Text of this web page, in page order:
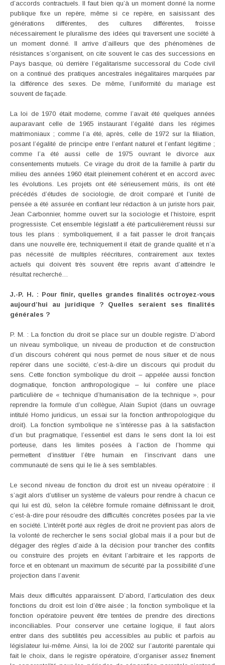
d’accords contractuels. Il faut bien qu’à un moment donné la norme
publique fixe un repère, même si ce repère, en saisissant des
générations différentes, des cultures différentes, froisse
nécessairement le pluralisme des idées qui traversent une société à
un moment donné. Il arrive d’ailleurs que des phénomènes de
résistances s’organisent, on cite souvent le cas des successions en
Pays basque, où derrière l’égalitarisme successoral du Code civil
on a continué des pratiques ancestrales inégalitaires marquées par
la différence des sexes. De même, l’uniformité du mariage est
souvent de façade.
La loi de 1970 était moderne, comme l’avait été quelques années
auparavant celle de 1965 instaurant l’égalité dans les régimes
matrimoniaux ; comme l’a été, après, celle de 1972 sur la filiation,
posant l’égalité de principe entre l’enfant naturel et l’enfant légitime ;
comme l’a été aussi celle de 1975 ouvrant le divorce aux
consentements mutuels. Ce virage du droit de la famille à partir du
milieu des années 1960 était pleinement cohérent et en accord avec
les évolutions. Les projets ont été sérieusement mûris, ils ont été
précédés d’études de sociologie, de droit comparé et l’unité de
pensée a été assurée en confiant leur rédaction à un juriste hors pair,
Jean Carbonnier, homme ouvert sur la sociologie et l’histoire, esprit
progressiste. Cet ensemble législatif a été particulièrement réussi sur
tous les plans : symboliquement, il a fait passer le droit français
dans une nouvelle ère, techniquement il était de grande qualité et n’a
pas nécessité de multiples réécritures, contrairement aux textes
actuels qui doivent très souvent être repris avant d’atteindre le
résultat recherché…
J.-P. H. : Pour finir, quelles grandes finalités octroyez-vous
aujourd’hui au juridique ? Quelles seraient ses finalités
générales ?
P. M. : La fonction du droit se place sur un double registre. D’abord
un niveau symbolique, un niveau de production et de construction
d’un discours cohérent qui nous permet de nous situer et de nous
repérer dans une société, c’est-à-dire un discours qui produit du
sens. Cette fonction symbolique du droit – appelée aussi fonction
dogmatique, fonction anthropologique – lui confère une place
particulière de « technique d’humanisation de la technique », pour
reprendre la formule d’un collègue, Alain Supiot (dans un ouvrage
intitulé Homo juridicus, un essai sur la fonction anthropologique du
droit). La fonction symbolique ne s’intéresse pas à la satisfaction
d’un but pragmatique, l’essentiel est dans le sens dont la loi est
porteuse, dans les limites posées à l’action de l’homme qui
permettent d’instituer l’être humain en l’inscrivant dans une
communauté de sens qui le lie à ses semblables.
Le second niveau de fonction du droit est un niveau opératoire : il
s’agit alors d’utiliser un système de valeurs pour rendre à chacun ce
qui lui est dû, selon la célèbre formule romaine définissant le droit,
c’est-à-dire pour résoudre des difficultés concrètes posées par la vie
en société. L’intérêt porté aux règles de droit ne provient pas alors de
la volonté de rechercher le sens social global mais il a pour but de
dégager des règles d’aide à la décision pour trancher des conflits
ou construire des projets en évitant l’arbitraire et les rapports de
force et en obtenant un maximum de sécurité par la possibilité d’une
projection dans l’avenir.
Mais deux difficultés apparaissent. D’abord, l’articulation des deux
fonctions du droit est loin d’être aisée ; la fonction symbolique et la
fonction opératoire peuvent être tentées de prendre des directions
inconciliables. Pour conserver une certaine logique, il faut alors
entrer dans des subtilités peu accessibles au public et parfois au
législateur lui-même. Ainsi, la loi de 2002 sur l’autorité parentale qui
fait le choix, dans le registre opératoire, d’organiser assez finement